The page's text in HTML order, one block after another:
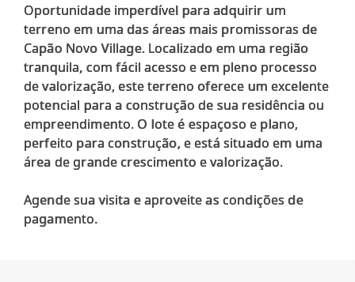
Oportunidade imperdível para adquirir um
terreno em uma das áreas mais promissoras de
Capão Novo Village. Localizado em uma região
tranquila, com fácil acesso e em pleno processo
de valorização, este terreno oferece um excelente
potencial para a construção de sua residência ou
empreendimento. O lote é espaçoso e plano,
perfeito para construção, e está situado em uma
área de grande crescimento e valorização.
Agende sua visita e aproveite as condições de